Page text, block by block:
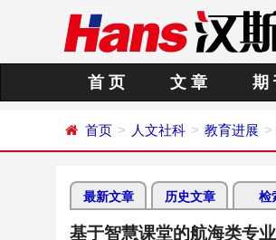
首 页 文 章 期
首页 人文社科 教育进展
最新文章 历史文章 检
基于智慧课堂的航海类专